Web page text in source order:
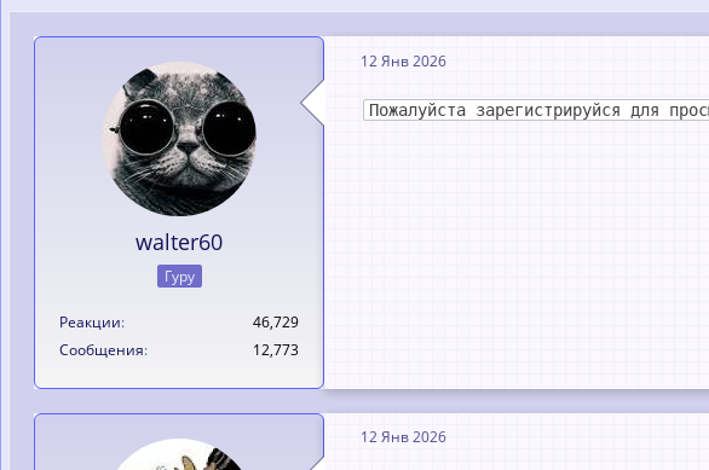
walter60
Гуру
Реакции
46,729
Сообщения
12,773
12 Янв 2026
Пожалуйста зарегистрируйся для
12 Янв 2026